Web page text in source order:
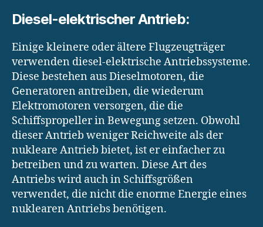
Diesel-elektrischer Antrieb:
Einige kleinere oder ältere Flugzeugträger
verwenden diesel-elektrische Antriebssysteme.
Diese bestehen aus Dieselmotoren, die
Generatoren antreiben, die wiederum
Elektromotoren versorgen, die die
Schiffspropeller in Bewegung setzen. Obwohl
dieser Antrieb weniger Reichweite als der
nukleare Antrieb bietet, ist er einfacher zu
betreiben und zu warten. Diese Art des
Antriebs wird auch in Schiffsgrößen
verwendet, die nicht die enorme Energie eines
nuklearen Antriebs benötigen.